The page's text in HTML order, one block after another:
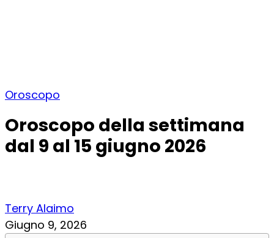
Oroscopo
Oroscopo della settimana
dal 9 al 15 giugno 2026
Terry Alaimo
Giugno 9, 2026